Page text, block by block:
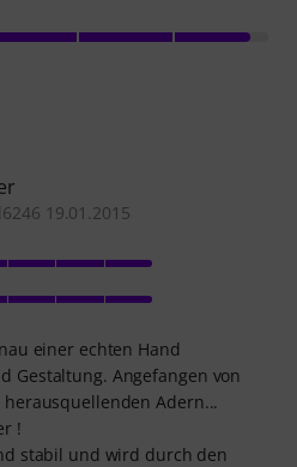
19.01.2015
einer echten Hand
Gestaltung. Angefangen von
Adern...
!
stabil und wird durch den